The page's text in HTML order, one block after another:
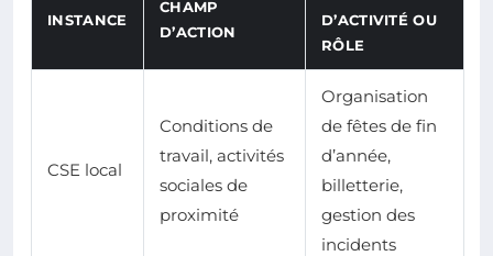
INSTANCE
CHAMP
D’ACTION
D’ACTIVITÉ OU
RÔLE
CSE local
Conditions de
travail, activités
sociales de
proximité
Organisation
de fêtes de fin
d’année,
billetterie,
gestion des
incidents